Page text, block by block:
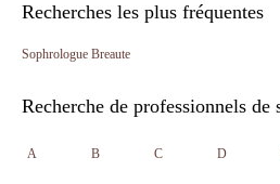
Recherches les plus fréquentes
Sophrologue Breaute
Recherche de professionnels de
A B C D